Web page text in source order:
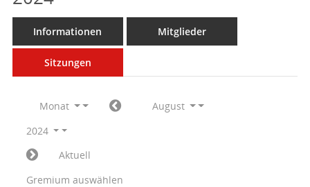
Informationen Mitglieder
Sitzungen
Monat
August
2024
Aktuell
Gremium auswählen